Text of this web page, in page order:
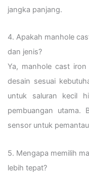
jangka panjang.
4. Apakah manhole
dan jenis?
Ya, manhole cast
desain sesuai
untuk saluran kecil
pembuangan utama.
sensor untuk
5. Mengapa memilih
lebih tepat?